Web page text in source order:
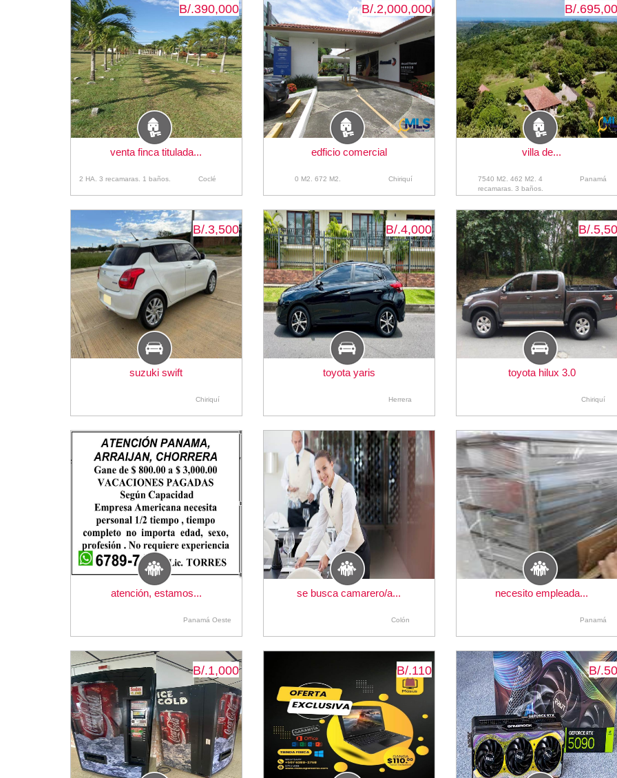
B/.390,000
venta finca titulada...
2 HA. 3 recamaras. 1 baños. Coclé
B/.2,000,000
edficio comercial
0 M2. 672 M2. Chiriquí
B/
villa de...
7540 M2. 462 M2. 4
recamaras. 3 baños.
Panamá
B/.3,500
suzuki swift
Chiriquí
B/.4,000
toyota yaris
Herrera
B/
toyota hilux 3.0
Chiriquí
atención, estamos...
Panamá Oeste
se busca camarero/a...
Colón
necesito empleada...
Panamá
B/.1,000 B/.110 B/